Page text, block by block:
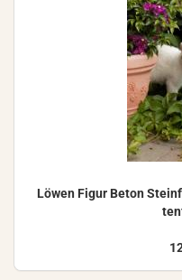
Löwen Figur Beton